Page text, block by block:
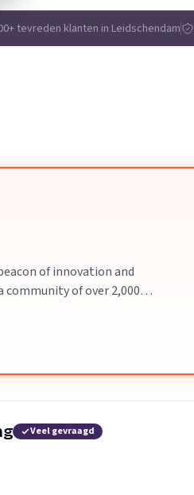
tevreden klanten in Leidschendam
of innovation and
community of over 2,000
Veel gevraagd